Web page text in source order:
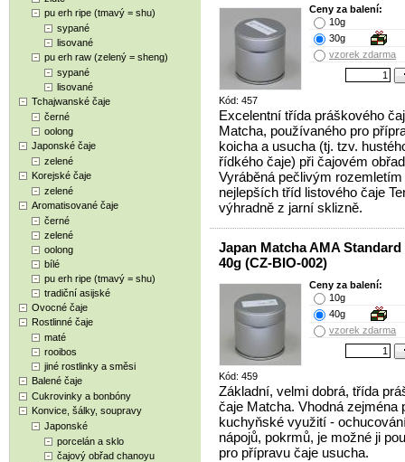
pu erh ripe (tmavý = shu)
sypané
lisované
pu erh raw (zelený = sheng)
sypané
lisované
Tchajwanské čaje
černé
oolong
Japonské čaje
zelené
Korejské čaje
zelené
Aromatisované čaje
černé
zelené
oolong
bílé
pu erh ripe (tmavý = shu)
tradiční asijské
Ovocné čaje
Rostlinné čaje
maté
rooibos
jiné rostlinky a směsi
Balené čaje
Cukrovinky a bonbóny
Konvice, šálky, soupravy
Japonské
porcelán a sklo
čajový obřad chanoyu
Kód: 457
Ceny za balení:
10g
30g
vzorek zdarma
Excelentní třída práškového
Matcha, používaného pro
koicha a usucha (tj. tzv.
řídkého čaje) při čajovém
Vyráběná pečlivým rozemletím
nejlepších tříd listového čaje
výhradně z jarní sklizně.
Japan Matcha AMA Standard
40g (CZ-BIO-002)
Kód: 459
Ceny za balení:
10g
40g
vzorek zdarma
Základní, velmi dobrá, třída
čaje Matcha. Vhodná zejména
kuchyňské využití -
nápojů, pokrmů, je možné ji
pro přípravu čaje usucha.